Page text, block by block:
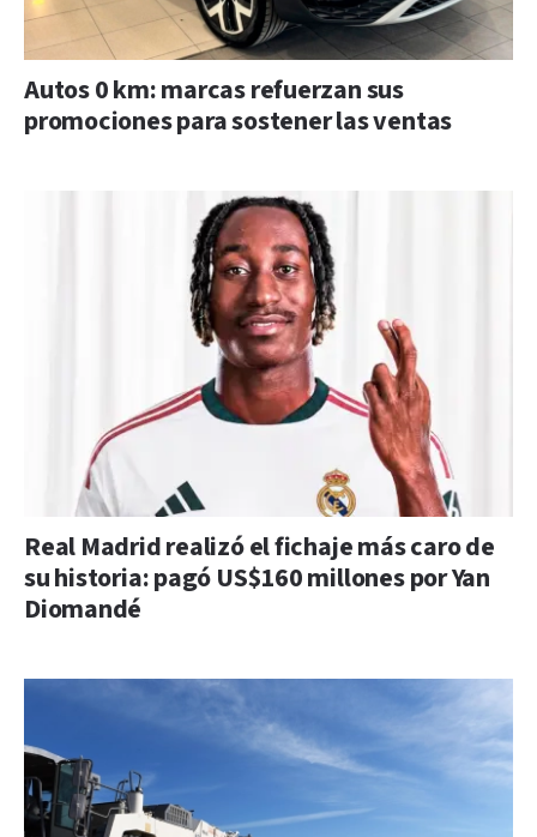
Autos 0 km: marcas refuerzan sus
promociones para sostener las ventas
Real Madrid realizó el fichaje más caro de
su historia: pagó US$160 millones por Yan
Diomandé